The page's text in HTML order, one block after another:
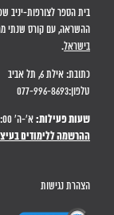
בית הספר לצורפות-יניב
ההשראה, עם קורס שנתי
בישראל.
כתובת: אילת 6, תל אביב
טלפון:077-996-8693
שעות פעילות: א'-ה' 10:00-19:00 ימי שישי 9:30-14:00
ההרשמה ללימודים
הצהרת נגישות